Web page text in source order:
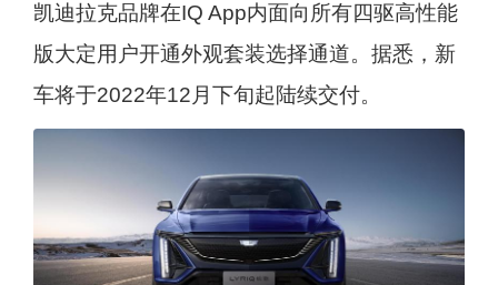
凯迪拉克品牌在IQ App内面向所有四驱高性能
版大定用户开通外观套装选择通道。据悉，新
车将于2022年12月下旬起陆续交付。